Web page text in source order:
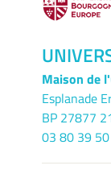
Maison de
Esplanade
BP 27877
03 80 39